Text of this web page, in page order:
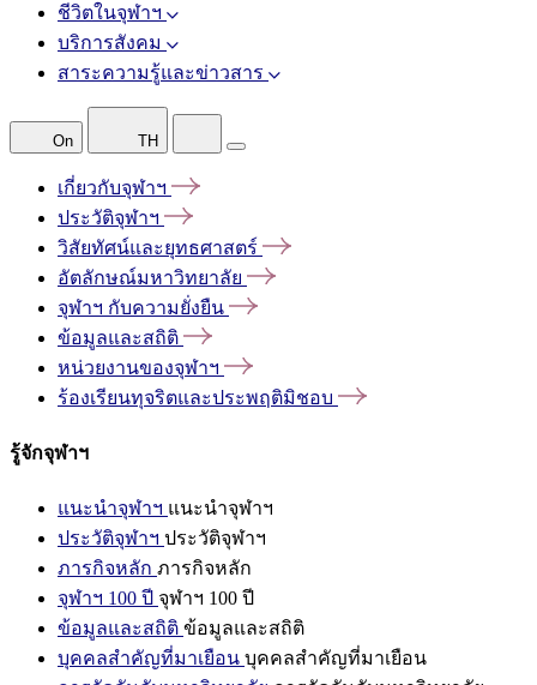
ชีวิตในจุฬาฯ
บริการสังคม
สาระความรู้และข่าวสาร
On TH
เกี่ยวกับจุฬาฯ
ประวัติจุฬาฯ
วิสัยทัศน์และยุทธศาสตร์
อัตลักษณ์มหาวิทยาลัย
จุฬาฯ กับความยั่งยืน
ข้อมูลและสถิติ
หน่วยงานของจุฬาฯ
ร้องเรียนทุจริตและประพฤติมิชอบ
รู้จักจุฬาฯ
แนะนำจุฬาฯ แนะนำจุฬาฯ
ประวัติจุฬาฯ ประวัติจุฬาฯ
ภารกิจหลัก ภารกิจหลัก
จุฬาฯ 100 ปี จุฬาฯ 100 ปี
ข้อมูลและสถิติ ข้อมูลและสถิติ
บุคคลสำคัญที่มาเยือน บุคคลสำคัญที่มาเยือน